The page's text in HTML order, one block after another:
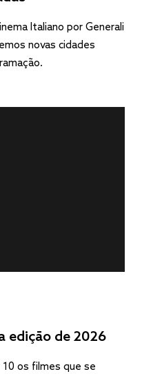
Italiano por Generali
novas cidades
edição de 2026
10 os filmes que se